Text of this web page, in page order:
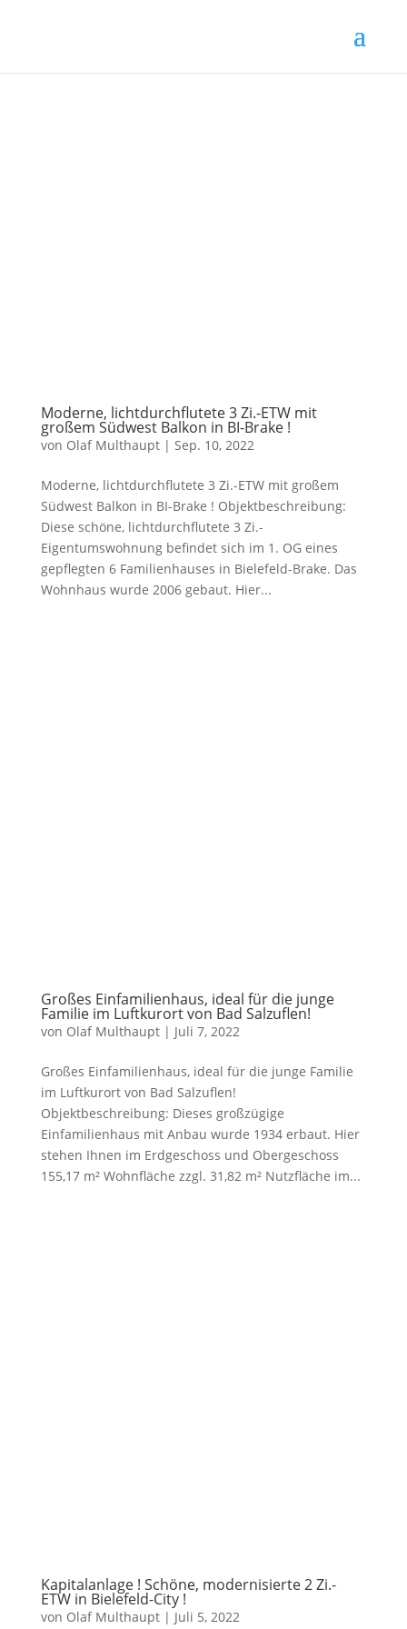
Moderne, lichtdurchflutete 3 Zi.-ETW mit
großem Südwest Balkon in BI-Brake !
von Olaf Multhaupt| Sep. 10, 2022
Moderne, lichtdurchflutete 3 Zi.-ETW mit großem
Südwest Balkon in BI-Brake ! Objektbeschreibung:
Diese schöne, lichtdurchflutete 3 Zi.-
Eigentumswohnung befindet sich im 1. OG eines
gepflegten 6 Familienhauses in Bielefeld-Brake. Das
Wohnhaus wurde 2006 gebaut. Hier...
Großes Einfamilienhaus, ideal für die junge
Familie im Luftkurort von Bad Salzuflen!
von Olaf Multhaupt| Juli 7, 2022
Großes Einfamilienhaus, ideal für die junge Familie
im Luftkurort von Bad Salzuflen!
Objektbeschreibung: Dieses großzügige
Einfamilienhaus mit Anbau wurde 1934 erbaut. Hier
stehen Ihnen im Erdgeschoss und Obergeschoss
155,17 m² Wohnfläche zzgl. 31,82 m² Nutzfläche im...
Kapitalanlage ! Schöne, modernisierte 2 Zi.-
ETW in Bielefeld-City !
von Olaf Multhaupt| Juli 5, 2022